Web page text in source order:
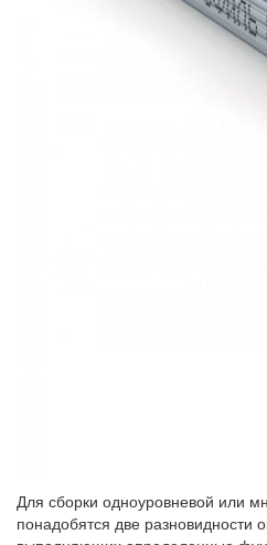
Для сборки одноуровневой или
понадобятся две разновидности